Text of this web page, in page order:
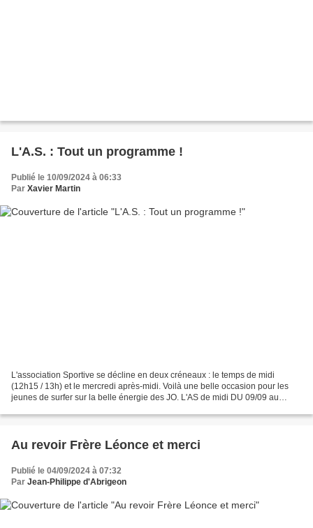
L'A.S. : Tout un programme !
Publié le 10/09/2024 à 06:33
Par Xavier Martin
L'association Sportive se décline en deux créneaux : le temps de midi
(12h15 / 13h) et le mercredi après-midi. Voilà une belle occasion pour les
jeunes de surfer sur la belle énergie des JO. L'AS de midi DU 09/09 au
Au revoir Frère Léonce et merci
Publié le 04/09/2024 à 07:32
Par Jean-Philippe d'Abrigeon